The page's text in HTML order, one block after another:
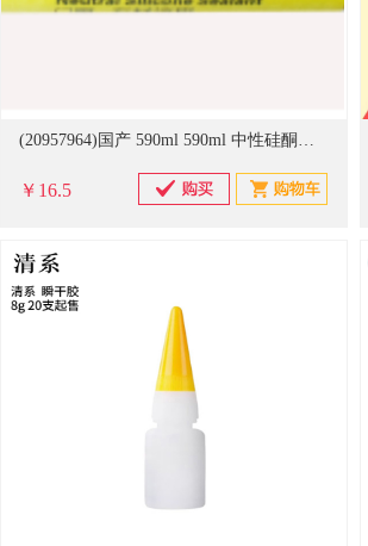
(20957964)国产 590ml 590ml 中性硅酮结构胶(单位：个)
￥16.5